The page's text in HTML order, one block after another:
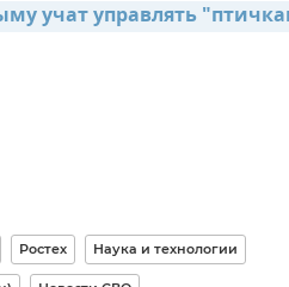
учат управлять
Ростех Наука и технологии